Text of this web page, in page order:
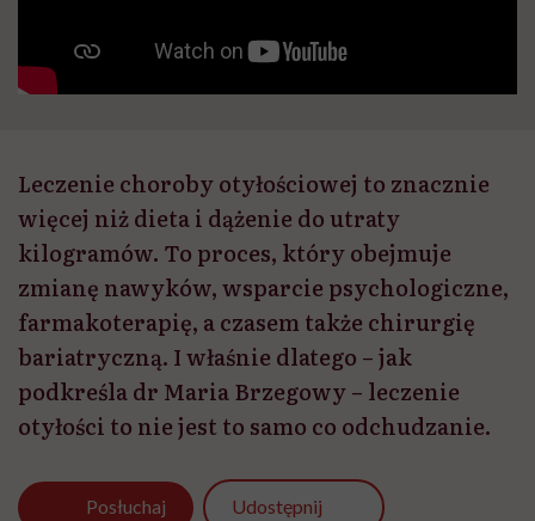
Leczenie choroby otyłościowej to znacznie
więcej niż dieta i dążenie do utraty
kilogramów. To proces, który obejmuje
zmianę nawyków, wsparcie psychologiczne,
farmakoterapię, a czasem także chirurgię
bariatryczną. I właśnie dlatego – jak
podkreśla dr Maria Brzegowy – leczenie
otyłości to nie jest to samo co odchudzanie.
Posłuchaj Udostępnij